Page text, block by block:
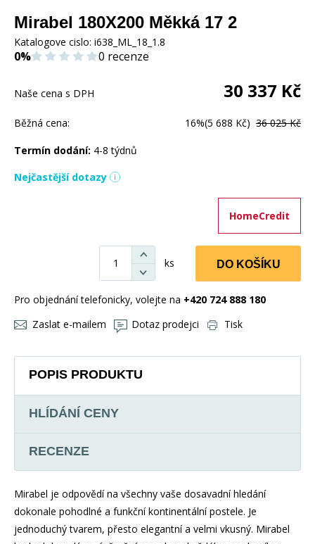
Mirabel 180X200 Měkká 17 2
Katalogove cislo: i638_ML_18_1.8
0% 0 recenze
Naše cena s DPH 30 337 Kč
Běžná cena: 16%(5 688 Kč) 36 025 Kč
Termín dodání: 4-8 týdnů
Nejčastější dotazy
HomeCredit
ks DO KOŠÍKU
Pro objednání telefonicky, volejte na +420 724 888 180
Zaslat e-mailem
Dotaz prodejci Tisk
POPIS PRODUKTU
HLÍDÁNÍ CENY
RECENZE
Mirabel je odpovědí na všechny vaše dosavadní hledání
dokonale pohodlné a funkční kontinentální postele. Je
jednoduchý tvarem, přesto elegantní a velmi vkusný. Mirabel